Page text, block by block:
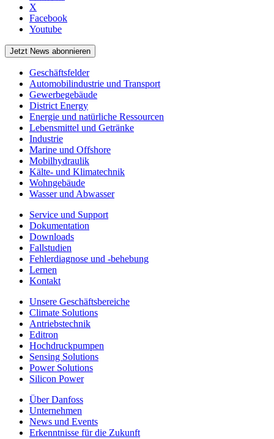
X
Facebook
Youtube
Jetzt News abonnieren
Geschäftsfelder
Automobilindustrie und Transport
Gewerbegebäude
District Energy
Energie und natürliche Ressourcen
Lebensmittel und Getränke
Industrie
Marine und Offshore
Mobilhydraulik
Kälte- und Klimatechnik
Wohngebäude
Wasser und Abwasser
Service und Support
Dokumentation
Downloads
Fallstudien
Fehlerdiagnose und -behebung
Lernen
Kontakt
Unsere Geschäftsbereiche
Climate Solutions
Antriebstechnik
Editron
Hochdruckpumpen
Sensing Solutions
Power Solutions
Silicon Power
Über Danfoss
Unternehmen
News und Events
Erkenntnisse für die Zukunft